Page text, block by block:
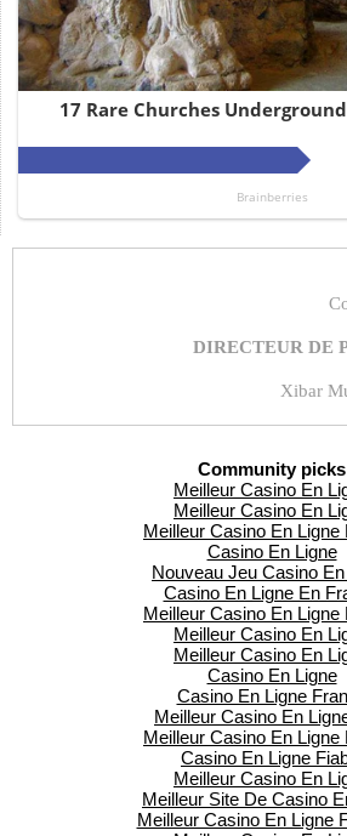
DIRECTEUR DE
Xibar
Community picks
Meilleur Casino En
Meilleur Casino En
Meilleur Casino En Ligne
Casino En Ligne
Nouveau Jeu Casino
Casino En Ligne En
Meilleur Casino En Ligne
Meilleur Casino En
Meilleur Casino En
Casino En Ligne
Casino En Ligne
Meilleur Casino En
Meilleur Casino En Ligne
Casino En Ligne
Meilleur Casino En
Meilleur Site De Casino
Meilleur Casino En Ligne